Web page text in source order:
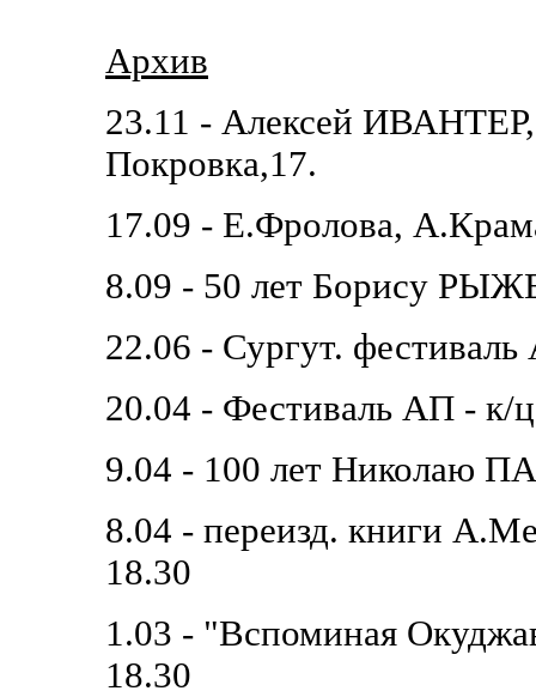
Архив
23.11 - Алексей
Покровка,17.
17.09 - Е.Фролова,
8.09 - 50 лет Борису
22.06 - Сургут.
20.04 - Фестиваль АП - к/
9.04 - 100 лет Николаю
8.04 - переизд. книги
18.30
1.03 - "Вспоминая
18.30